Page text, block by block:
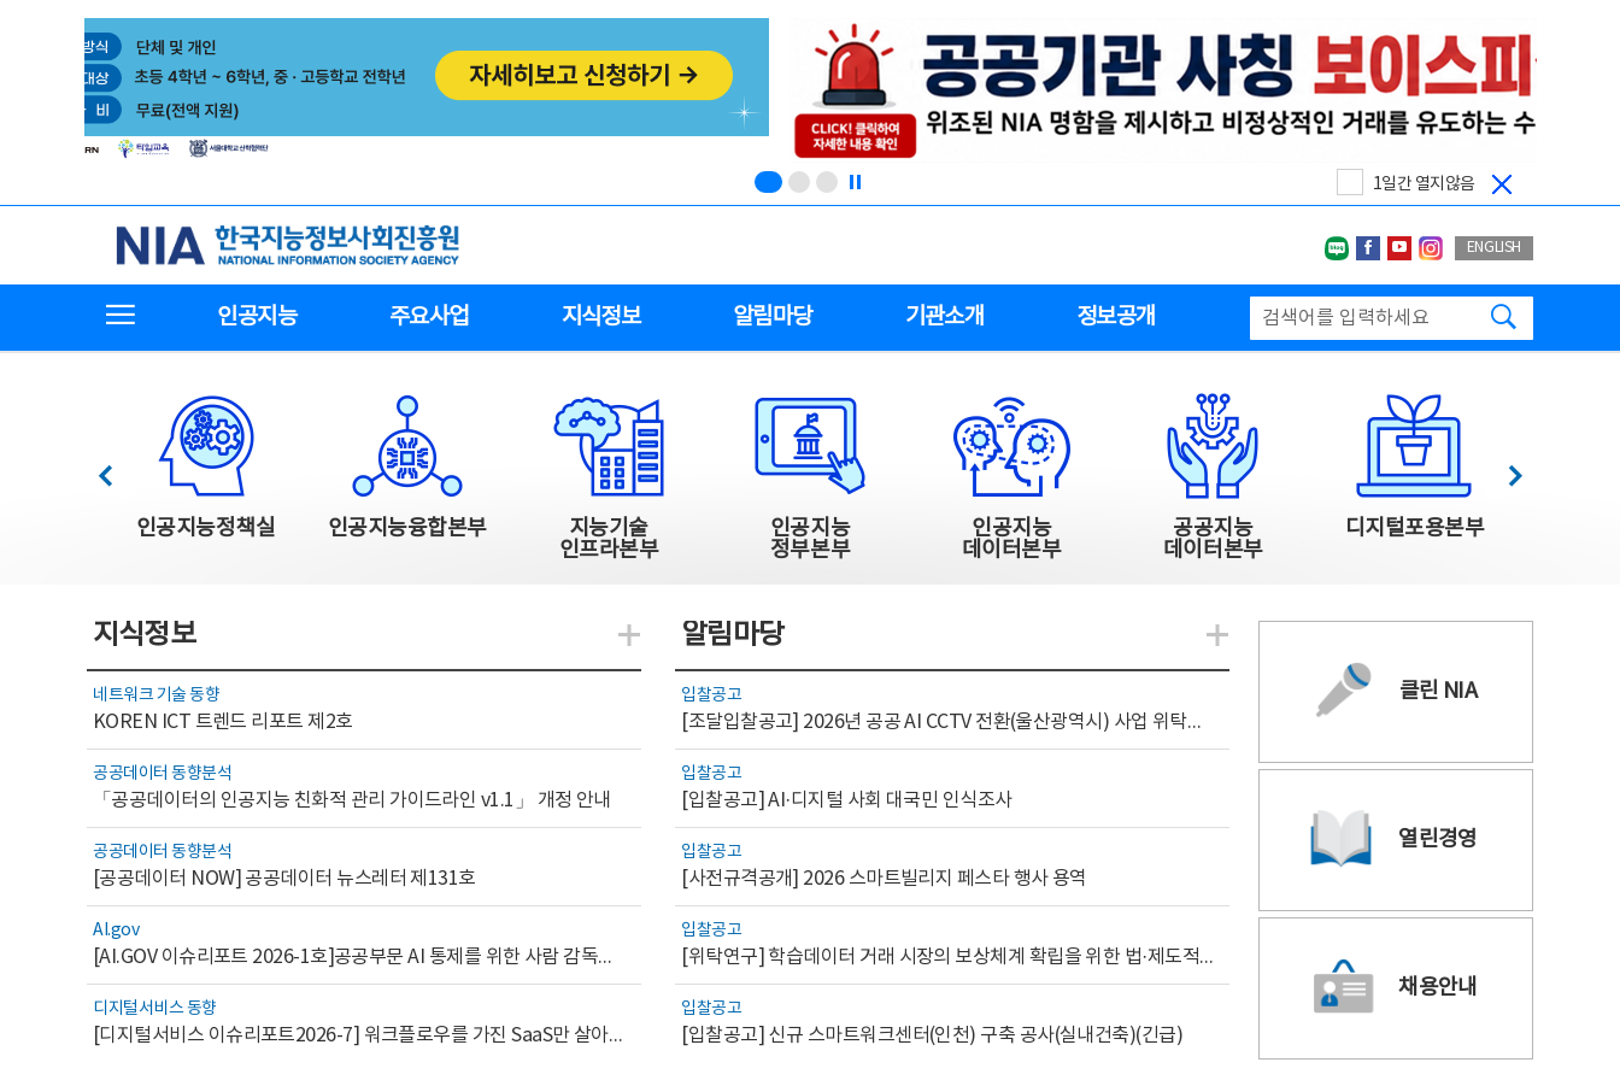
1일간 열지않음
한국지능정보사회진흥원
네이버블로그
페이스북
유투브인스타그랩
ENGLISH
인공지능 주요사업 지식정보 알림마당 기관소개 정보공개
한국지능정보사회진흥원 주요사업
인공지능정책실 인공지능융합본부
지능기술
인프라본부
인공지능
정부본부
인공지능
데이터본부
공공지능
데이터본부
디지털포용본부
이전 다음
지식정보
네트워크 기술 동향
KOREN ICT 트렌드 리포트 제2호
공공데이터 동향분석
「공공데이터의 인공지능 친화적 관리 가이드라인 v1.1」 개정 안내
공공데이터 동향분석
[공공데이터 NOW] 공공데이터 뉴스레터 제131호
AI.gov
[AI.GOV 이슈리포트 2026-1호]공공부문 AI 통제를 위한 사람 감독의 해외 사례 분석 및 시사점
디지털서비스 동향
[디지털서비스 이슈리포트2026-7] 워크플로우를 가진 SaaS만 살아남는다
지식관련 더보기
알림마당
입찰공고
[조달입찰공고] 2026년 공공 AI CCTV 전환(울산광역시) 사업 위탁감리
입찰공고
[입찰공고] AI·디지털 사회 대국민 인식조사
입찰공고
[사전규격공개] 2026 스마트빌리지 페스타 행사 용역
입찰공고
[위탁연구] 학습데이터 거래 시장의 보상체계 확립을 위한 법·제도적 검토 방안 연구
입찰공고
[입찰공고] 신규 스마트워크센터(인천) 구축 공사(실내건축)(긴급)
알림관련 더보기
클린 NIA
열린경영
채용안내